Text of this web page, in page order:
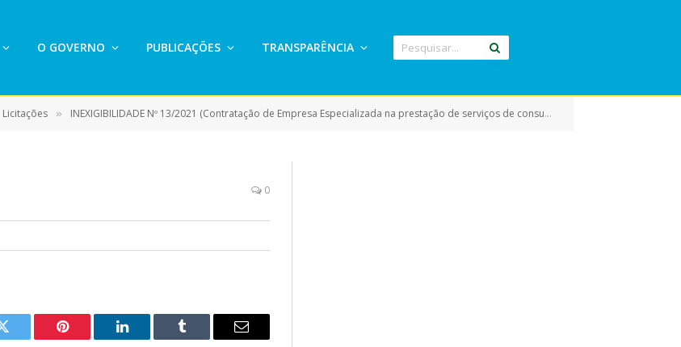
O GOVERNO PUBLICAÇÕES TRANSPARÊNCIA
Licitações » INEXIGIBILIDADE Nº 13/2021 (Contratação de Empresa Especializada na prestação de serviços de consultoria, assessoria e capacitação na área tributária)
0
Twitter Pinterest LinkedIn Tumblr
E-